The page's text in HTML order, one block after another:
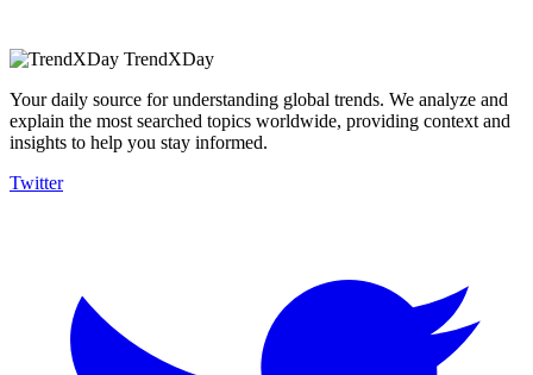
TrendXDay
Your daily source for understanding global trends. We analyze and
explain the most searched topics worldwide, providing context and
insights to help you stay informed.
Twitter